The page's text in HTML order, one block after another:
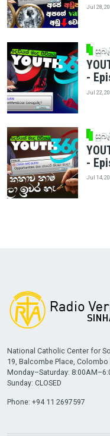
Jul 28,
-
Jul 22,
-
Jul 14,
National Catholic Center for
19, Balcombe Place, Colombo
Monday–Saturday:
Sunday: CLOSED
Phone: +94 11 2697597